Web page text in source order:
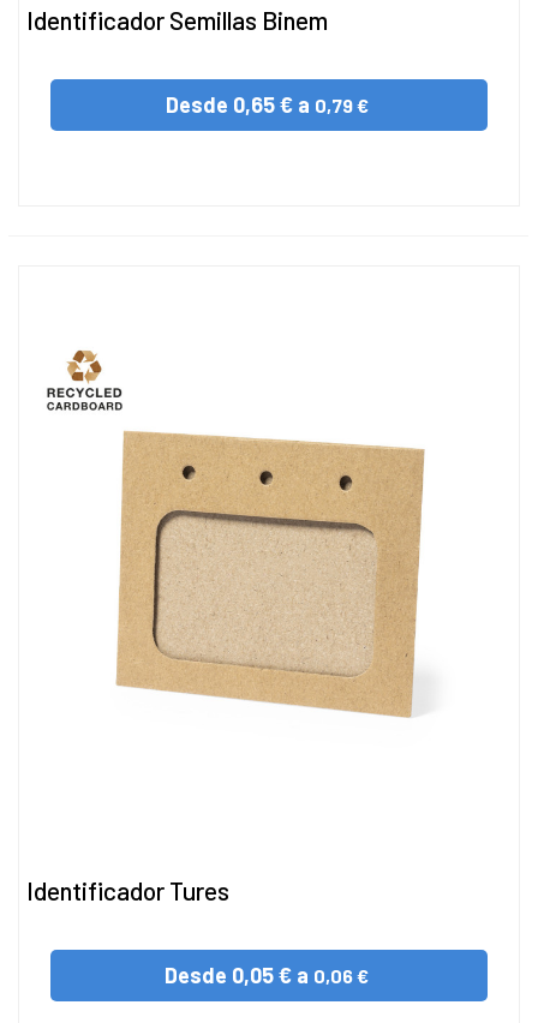
Identificador Semillas Binem
Desde 0,65 € a 0,79 €
Identificador Tures
Desde 0,05 € a 0,06 €